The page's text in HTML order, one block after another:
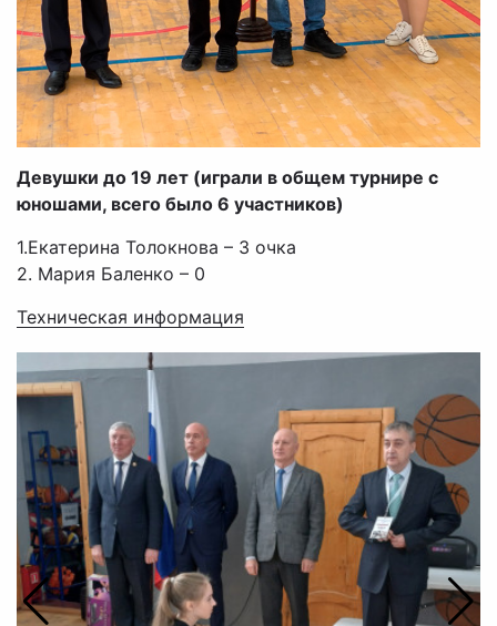
Девушки до 19 лет (играли в общем турнире с
юношами, всего было 6 участников)
1.Екатерина Толокнова – 3 очка
2. Мария Баленко – 0
Техническая информация